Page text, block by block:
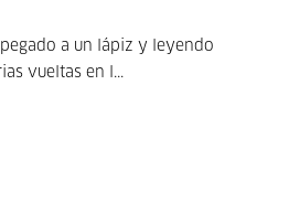
a un lápiz y leyendo
vueltas en l...